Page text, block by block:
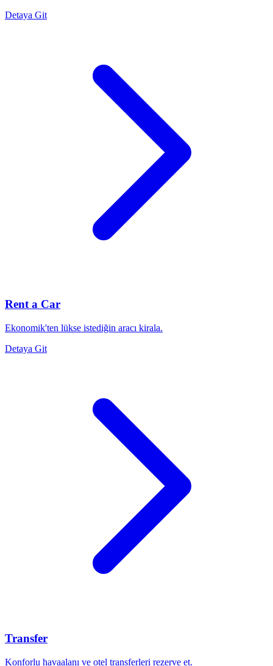
Detaya Git
Rent a Car
Ekonomik'ten lükse istediğin aracı kirala.
Detaya Git
Transfer
Konforlu havaalanı ve otel transferleri rezerve et.